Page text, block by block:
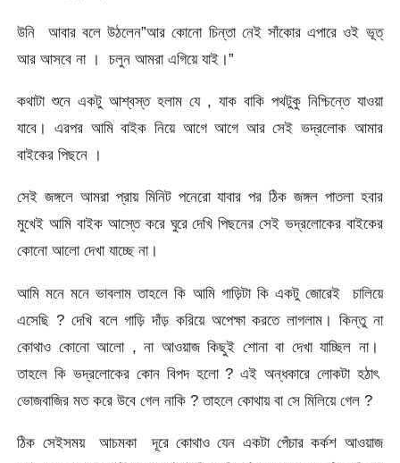
উনি আবার বলে উঠলেন”আর কোনো চিন্তা নেই সাঁকোর এপারে ওই ভূত্
আর আসবে না । চলুন আমরা এগিয়ে যাই।”
কথাটা শুনে একটু আশ্বস্ত হলাম যে , যাক বাকি পথটুকু নিশ্চিন্তে যাওয়া
যাবে। এরপর আমি বাইক নিয়ে আগে আগে আর সেই ভদ্রলোক আমার
বাইকের পিছনে ।
সেই জঙ্গলে আমরা প্রায় মিনিট পনেরো যাবার পর ঠিক জঙ্গল পাতলা হবার
মুখেই আমি বাইক আস্তে করে ঘুরে দেখি পিছনের সেই ভদ্রলোকের বাইকের
কোনো আলো দেখা যাচ্ছে না।
আমি মনে মনে ভাবলাম তাহলে কি আমি গাড়িটা কি একটু জোরেই চালিয়ে
এসেছি ? দেখি বলে গাড়ি দাঁড় করিয়ে অপেক্ষা করতে লাগলাম। কিন্তু না
কোথাও কোনো আলো , না আওয়াজ কিছুই শোনা বা দেখা যাচ্ছিল না।
তাহলে কি ভদ্রলোকের কোন বিপদ হলো ? এই অন্ধকারে লোকটা হঠাৎ
ভোজবাজির মত করে উবে গেল নাকি ? তাহলে কোথায় বা সে মিলিয়ে গেল ?
ঠিক সেইসময় আচমকা দূরে কোথাও যেন একটা পেঁচার কর্কশ আওয়াজ